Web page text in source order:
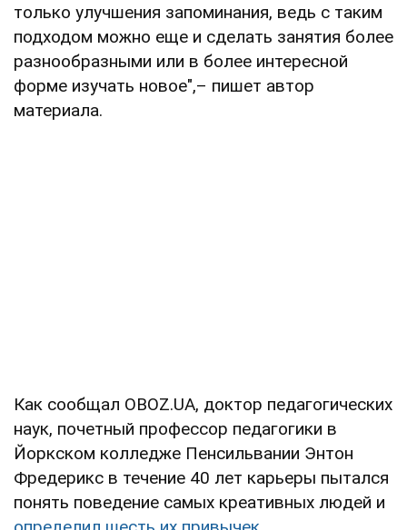
только улучшения запоминания, ведь с таким
подходом можно еще и сделать занятия более
разнообразными или в более интересной
форме изучать новое",– пишет автор
материала.
Как сообщал OBOZ.UA, доктор педагогических
наук, почетный профессор педагогики в
Йоркском колледже Пенсильвании Энтон
Фредерикс в течение 40 лет карьеры пытался
понять поведение самых креативных людей и